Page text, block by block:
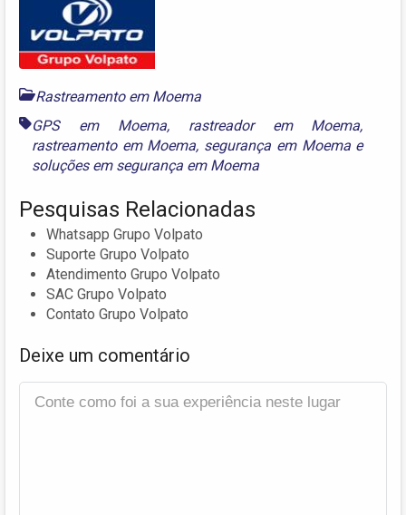
Rastreamento em Moema
GPS em Moema, rastreador em Moema,
rastreamento em Moema, segurança em Moemae
soluções em segurança em Moema
Pesquisas Relacionadas
Whatsapp Grupo Volpato
Suporte Grupo Volpato
Atendimento Grupo Volpato
SAC Grupo Volpato
Contato Grupo Volpato
Deixe um comentário